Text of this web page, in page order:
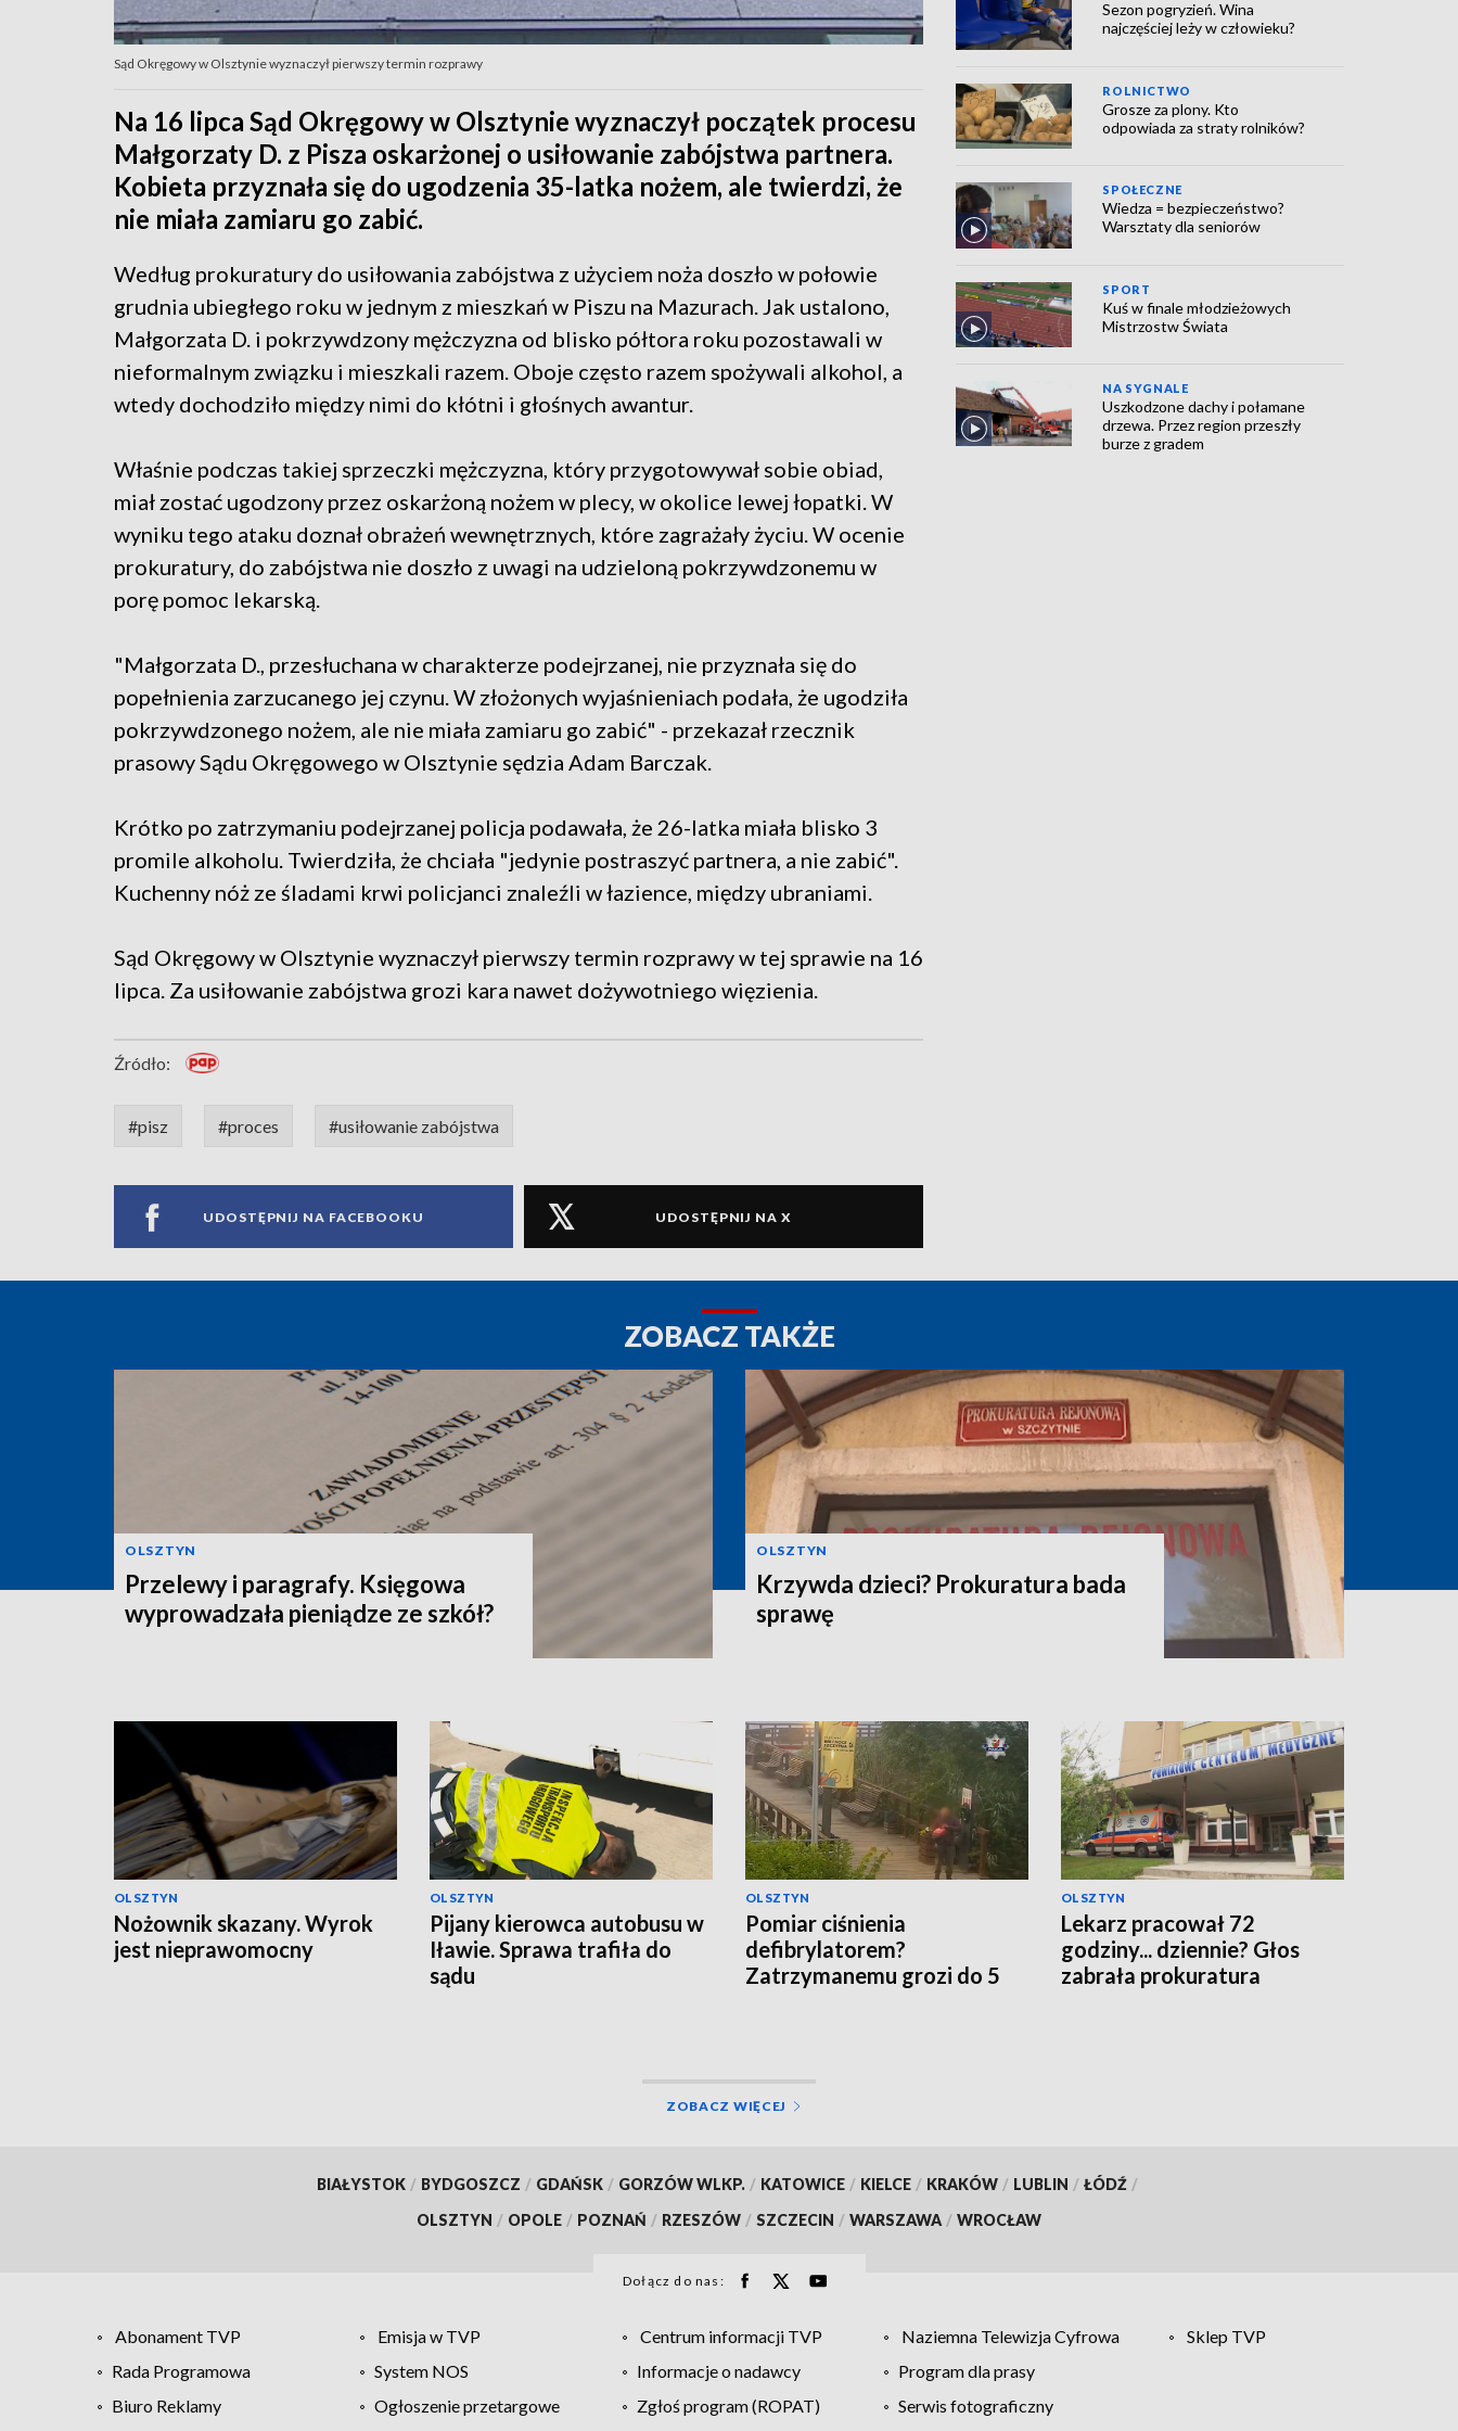
Sąd Okręgowy w Olsztynie wyznaczył pierwszy termin rozprawy
Na 16 lipca Sąd Okręgowy w Olsztynie wyznaczył początek procesu
Małgorzaty D. z Pisza oskarżonej o usiłowanie zabójstwa partnera.
Kobieta przyznała się do ugodzenia 35-latka nożem, ale twierdzi, że
nie miała zamiaru go zabić.
Według prokuratury do usiłowania zabójstwa z użyciem noża doszło w połowie
grudnia ubiegłego roku w jednym z mieszkań w Piszu na Mazurach. Jak ustalono,
Małgorzata D. i pokrzywdzony mężczyzna od blisko półtora roku pozostawali w
nieformalnym związku i mieszkali razem. Oboje często razem spożywali alkohol, a
wtedy dochodziło między nimi do kłótni i głośnych awantur.
Właśnie podczas takiej sprzeczki mężczyzna, który przygotowywał sobie obiad,
miał zostać ugodzony przez oskarżoną nożem w plecy, w okolice lewej łopatki. W
wyniku tego ataku doznał obrażeń wewnętrznych, które zagrażały życiu. W ocenie
prokuratury, do zabójstwa nie doszło z uwagi na udzieloną pokrzywdzonemu w
porę pomoc lekarską.
"Małgorzata D., przesłuchana w charakterze podejrzanej, nie przyznała się do
popełnienia zarzucanego jej czynu. W złożonych wyjaśnieniach podała, że ugodziła
pokrzywdzonego nożem, ale nie miała zamiaru go zabić" - przekazał rzecznik
prasowy Sądu Okręgowego w Olsztynie sędzia Adam Barczak.
Krótko po zatrzymaniu podejrzanej policja podawała, że 26-latka miała blisko 3
promile alkoholu. Twierdziła, że chciała "jedynie postraszyć partnera, a nie zabić".
Kuchenny nóż ze śladami krwi policjanci znaleźli w łazience, między ubraniami.
Sąd Okręgowy w Olsztynie wyznaczył pierwszy termin rozprawy w tej sprawie na 16
lipca. Za usiłowanie zabójstwa grozi kara nawet dożywotniego więzienia.
Źródło:
#pisz #proces #usiłowanie zabójstwa
UDOSTĘPNIJ NA FACEBOOKU UDOSTĘPNIJ NA X
Sezon pogryzień. Wina
najczęściej leży w człowieku?
ROLNICTWO
Grosze za plony. Kto
odpowiada za straty rolników?
SPOŁECZNE
Wiedza = bezpieczeństwo?
Warsztaty dla seniorów
SPORT
Kuś w finale młodzieżowych
Mistrzostw Świata
NA SYGNALE
Uszkodzone dachy i połamane
drzewa. Przez region przeszły
burze z gradem
ZOBACZ TAKŻE
OLSZTYN
Przelewy i paragrafy. Księgowa
wyprowadzała pieniądze ze szkół?
OLSZTYN
Krzywda dzieci? Prokuratura bada
sprawę
OLSZTYN
Nożownik skazany. Wyrok
jest nieprawomocny
OLSZTYN
Pijany kierowca autobusu w
Iławie. Sprawa trafiła do
sądu
OLSZTYN
Pomiar ciśnienia
defibrylatorem?
Zatrzymanemu grozi do 5
OLSZTYN
Lekarz pracował 72
godziny... dziennie? Głos
zabrała prokuratura
ZOBACZ WIĘCEJ
BIAŁYSTOK / BYDGOSZCZ / GDAŃSK / GORZÓW WLKP. / KATOWICE / KIELCE / KRAKÓW / LUBLIN / ŁÓDŹ /
OLSZTYN / OPOLE / POZNAŃ / RZESZÓW / SZCZECIN / WARSZAWA / WROCŁAW
Dołącz do nas:
Abonament TVP Emisja w TVP Centrum informacji TVP Naziemna Telewizja Cyfrowa
Sklep TVP
Rada Programowa
System NOS Informacje o nadawcy
Program dla prasy
Biuro Reklamy
Ogłoszenie przetargowe Zgłoś program (ROPAT)
Serwis fotograficzny